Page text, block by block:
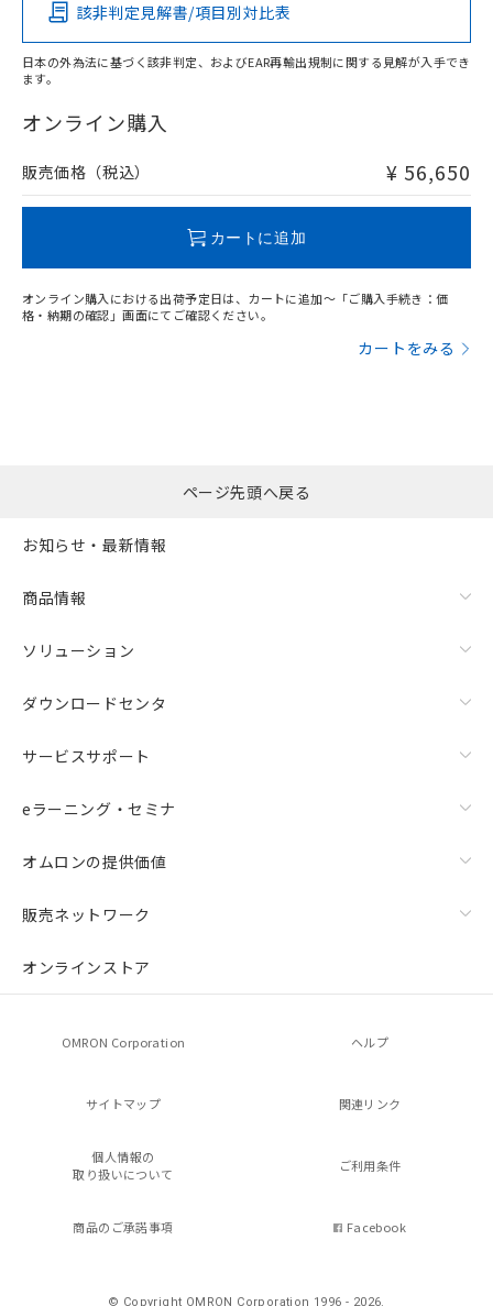
O
在庫等で未対応品が混在する可能性があります。
問い合わせください。
該非判定見解書/項目別対比表
日本の外為法に基づく該非判定、およびEAR再輸出規制に関する見解が入手でき
ます。
オンライン購入
販売価格（税込） ¥ 56,650
カートに追加
オンライン購入における出荷予定日は、カートに追加～「ご購入手続き：価
格・納期の確認」画面にてご確認ください。
カートをみる
ページ先頭へ戻る
お知らせ・最新情報
商品情報
ソリューション
ダウンロードセンタ
サービスサポート
eラーニング・セミナ
オムロンの提供価値
販売ネットワーク
オンラインストア
OMRON Corporation ヘルプ
サイトマップ 関連リンク
個人情報の
取り扱いについて
ご利用条件
商品のご承諾事項 Facebook
© Copyright OMRON Corporation 1996 - 2026.